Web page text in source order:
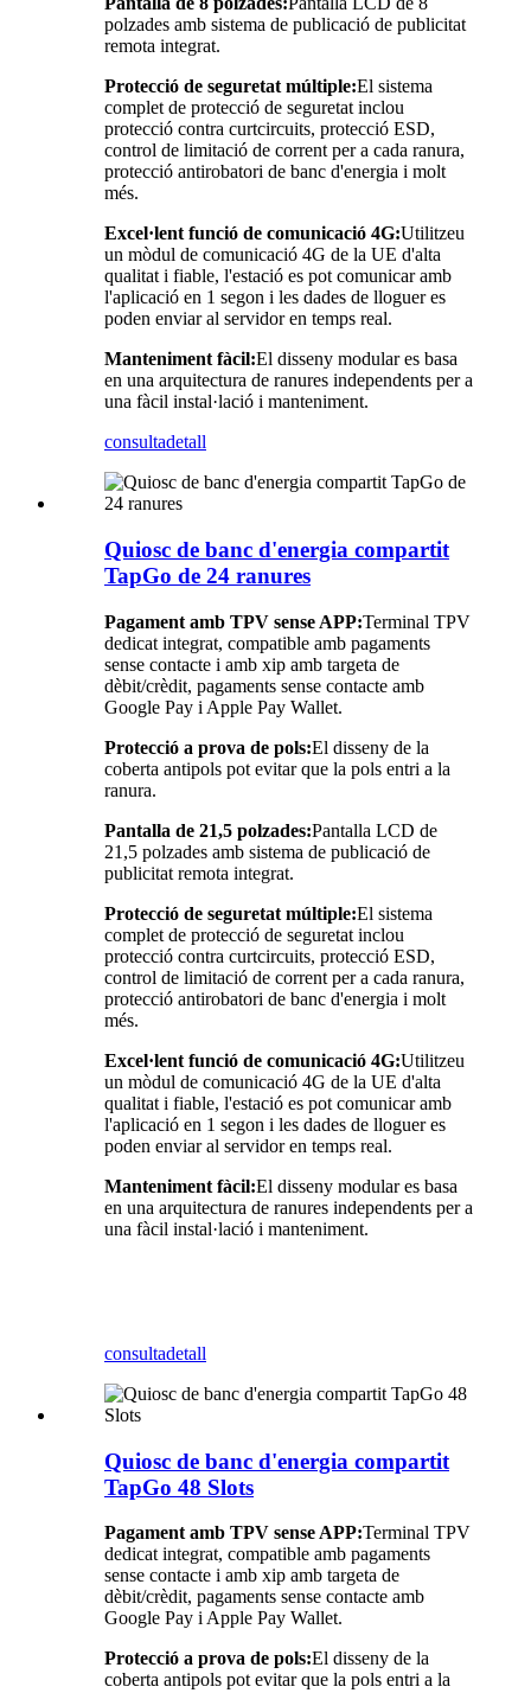
polzades amb sistema de publicació de publicitat
remota integrat.
Protecció de seguretat múltiple:El sistema
complet de protecció de seguretat inclou
protecció contra curtcircuits, protecció ESD,
control de limitació de corrent per a cada ranura,
protecció antirobatori de banc d'energia i molt
més.
Excel·lent funció de comunicació 4G:Utilitzeu
un mòdul de comunicació 4G de la UE d'alta
qualitat i fiable, l'estació es pot comunicar amb
l'aplicació en 1 segon i les dades de lloguer es
poden enviar al servidor en temps real.
Manteniment fàcil:El disseny modular es basa
en una arquitectura de ranures independents per a
una fàcil instal·lació i manteniment.
consultadetall
Quiosc de banc d'energia compartit
TapGo de 24 ranures
Pagament amb TPV sense APP:Terminal TPV
dedicat integrat, compatible amb pagaments
sense contacte i amb xip amb targeta de
dèbit/crèdit, pagaments sense contacte amb
Google Pay i Apple Pay Wallet.
Protecció a prova de pols:El disseny de la
coberta antipols pot evitar que la pols entri a la
ranura.
Pantalla de 21,5 polzades:Pantalla LCD de
21,5 polzades amb sistema de publicació de
publicitat remota integrat.
Protecció de seguretat múltiple:El sistema
complet de protecció de seguretat inclou
protecció contra curtcircuits, protecció ESD,
control de limitació de corrent per a cada ranura,
protecció antirobatori de banc d'energia i molt
més.
Excel·lent funció de comunicació 4G:Utilitzeu
un mòdul de comunicació 4G de la UE d'alta
qualitat i fiable, l'estació es pot comunicar amb
l'aplicació en 1 segon i les dades de lloguer es
poden enviar al servidor en temps real.
Manteniment fàcil:El disseny modular es basa
en una arquitectura de ranures independents per a
una fàcil instal·lació i manteniment.
consultadetall
Quiosc de banc d'energia compartit
TapGo 48 Slots
Pagament amb TPV sense APP:Terminal TPV
dedicat integrat, compatible amb pagaments
sense contacte i amb xip amb targeta de
dèbit/crèdit, pagaments sense contacte amb
Google Pay i Apple Pay Wallet.
Protecció a prova de pols:El disseny de la
coberta antipols pot evitar que la pols entri a la